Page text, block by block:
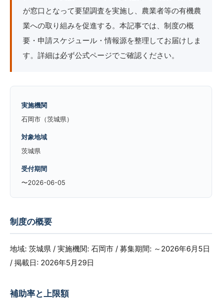
が窓口となって要望調査を実施し、農業者等の有機農
業への取り組みを促進する。本記事では、制度の概
要・申請スケジュール・情報源を整理してお届けしま
す。詳細は必ず公式ページでご確認ください。
実施機関
石岡市（茨城県）
対象地域
茨城県
受付期間
〜2026-06-05
制度の概要
地域: 茨城県 / 実施機関: 石岡市 / 募集期間: ～2026年6月5日
/ 掲載日: 2026年5月29日
補助率と上限額